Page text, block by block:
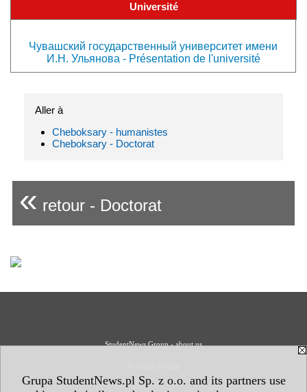
Grupa StudentNews.pl Sp. z o.o. and its partners use
Université
Чувашский государственный университет имени
И.Н. Ульянова - Présentation de l'université
Aller à
Cheboksary - humanistes
Cheboksary - Doctorat
« retour - Doctorat
StudentNews Group - about us